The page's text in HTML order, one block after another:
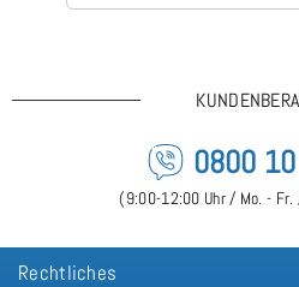
0800
(9:00-12:00 Uhr / Mo. -
Rechtliches